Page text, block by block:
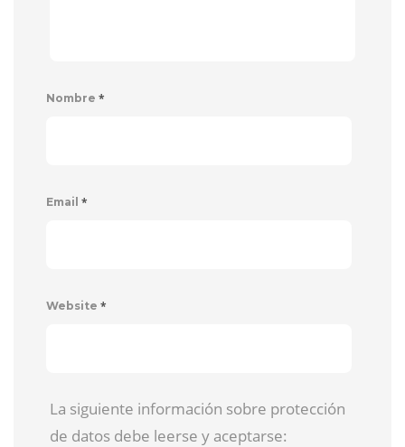
Nombre *
Email *
Website *
La siguiente información sobre protección
de datos debe leerse y aceptarse: